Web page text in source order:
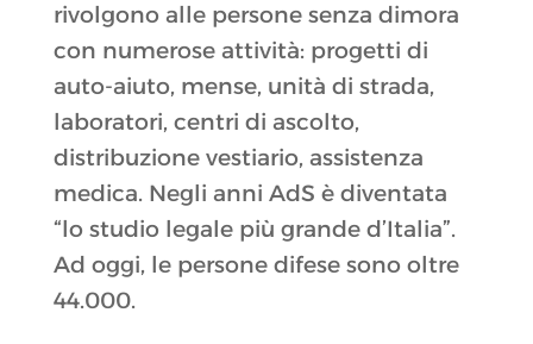
rivolgono alle persone senza dimora
con numerose attività: progetti di
auto-aiuto, mense, unità di strada,
laboratori, centri di ascolto,
distribuzione vestiario, assistenza
medica. Negli anni AdS è diventata
“lo studio legale più grande d’Italia”.
Ad oggi, le persone difese sono oltre
44.000.